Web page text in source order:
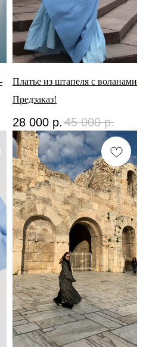
Платье из штапеля с воланами
Предзаказ!
28 000 р. 45 000 р.